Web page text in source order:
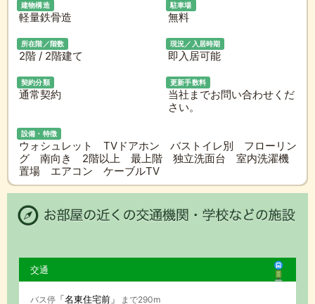
建物構造
軽量鉄骨造
駐車場
無料
所在階／階数
2階 / 2階建て
現況／入居時期
即入居可能
契約分類
通常契約
更新手数料
当社までお問い合わせくだ
さい。
設備・特徴
ウォシュレット TVドアホン バストイレ別 フローリン
グ 南向き 2階以上 最上階 独立洗面台 室内洗濯機
置場 エアコン ケーブルTV
交通
バス停「名東住宅前」
まで290m